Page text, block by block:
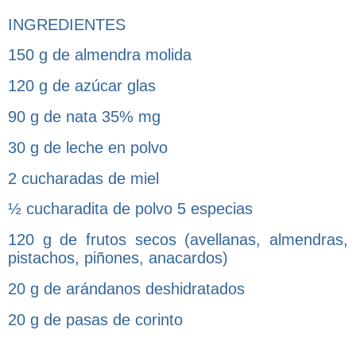
INGREDIENTES
150 g de almendra molida
120 g de azúcar glas
90 g de nata 35% mg
30 g de leche en polvo
2 cucharadas de miel
½ cucharadita de polvo 5 especias
120 g de frutos secos (avellanas, almendras,
pistachos, piñones, anacardos)
20 g de arándanos deshidratados
20 g de pasas de corinto